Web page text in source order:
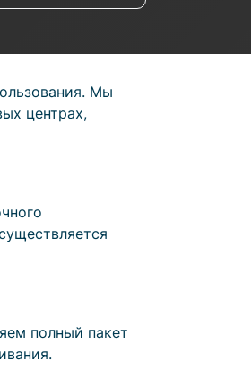
Мы
центрах,
полный пакет